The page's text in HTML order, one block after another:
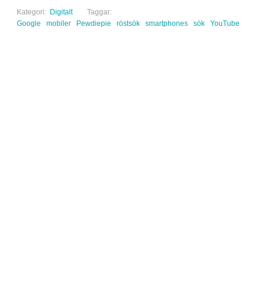
Kategori: Digitalt
Taggar:
Google
mobiler Pewdiepie röstsök smartphones sök YouTube